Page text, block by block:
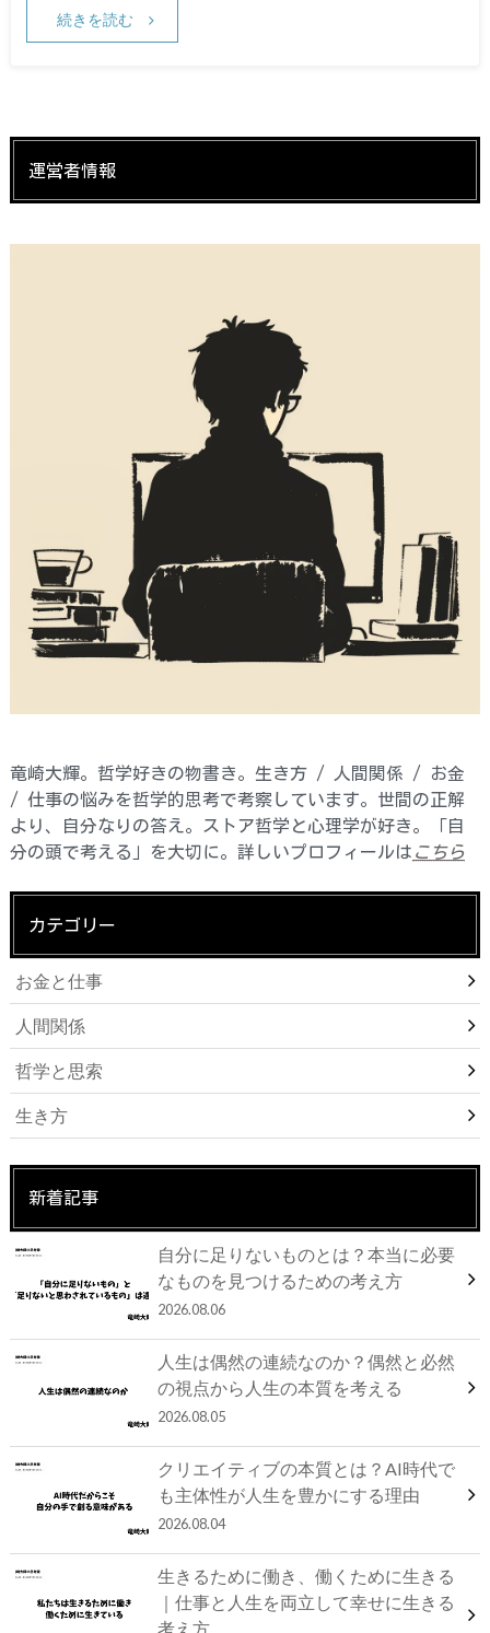
続きを読む
運営者情報
竜崎大輝。哲学好きの物書き。生き方 / 人間関係 / お金
/ 仕事の悩みを哲学的思考で考察しています。世間の正解
より、自分なりの答え。ストア哲学と心理学が好き。「自
分の頭で考える」を大切に。詳しいプロフィールは こちら
カテゴリー
お金と仕事
人間関係
哲学と思索
生き方
新着記事
自分に足りないものとは？本当に必要
なものを見つけるための考え方
2026.08.06
人生は偶然の連続なのか？偶然と必然
の視点から人生の本質を考える
2026.08.05
クリエイティブの本質とは？AI時代で
も主体性が人生を豊かにする理由
2026.08.04
生きるために働き、働くために生きる
｜仕事と人生を両立して幸せに生きる
考え方